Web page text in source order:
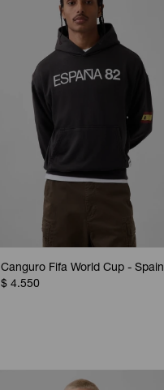
Canguro Fifa World Cup - Spain
$ 4.550